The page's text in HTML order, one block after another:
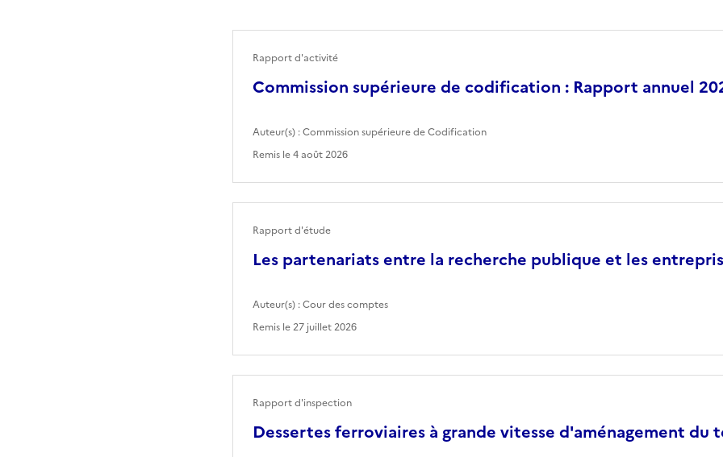
Commission supérieure de codification : Rapport annuel
Rapport d'activité
Auteur(s) :Commission supérieure de Codification
Remis le4 août 2026
Les partenariats entre la recherche publique et les
Rapport d'étude
Auteur(s) :Cour des comptes
Remis le27 juillet 2026
Dessertes ferroviaires à grande vitesse d'aménagement du
Rapport d'inspection